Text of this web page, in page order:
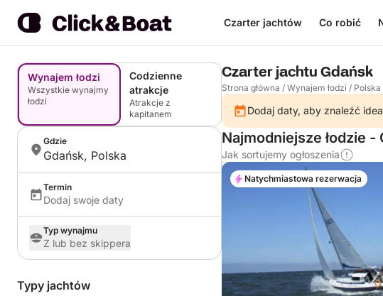
Czarter jachtów Co robić
Wynajem łodzi
Wszystkie wynajmy
łodzi
Codzienne
atrakcje
Atrakcje z
kapitanem
Gdzie
Gdańsk, Polska
Termin
Dodaj swoje daty
Typ wynajmu
Z lub bez skippera
Typy jachtów
Czarter jachtu Gdańsk
Strona główna / Wynajem łodzi / Polska
Dodaj daty, aby znaleźć
Najmodniejsze łodzie -
Jak sortujemy ogłoszenia
Natychmiastowa rezerwacja